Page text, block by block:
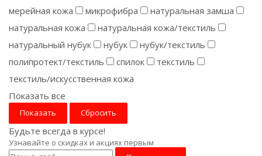
мерейная кожа
микрофибра
натуральная замша
натуральная кожа
натуральная кожа/текстиль
натуральный нубук
нубук
нубук/текстиль
полипротект/текстиль
спилок
текстиль
текстиль/искусственная кожа
Показать все
Сбросить
Будьте всегда в курсе!
Узнавайте о скидках и акциях первым